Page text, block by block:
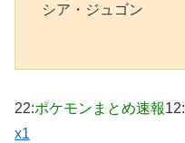
シア・ジュゴン
22:ポケモンまとめ速報
x1